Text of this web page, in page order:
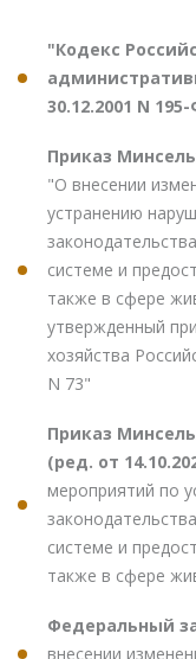
"Кодекс
30.12.2001 N
Приказ
"О внесении
устранению
системе и
также в сфере
утвержденный
хозяйства
N 73"
Приказ
(ред. от
мероприятий по
системе и
также в сфере
Федеральный
внесении